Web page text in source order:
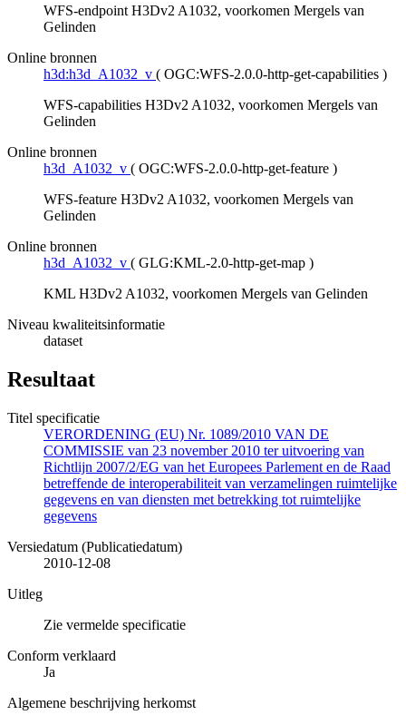
WFS-endpoint H3Dv2 A1032, voorkomen Mergels van
Gelinden
Online bronnen
h3d:h3d_A1032_v ( OGC:WFS-2.0.0-http-get-capabilities )
WFS-capabilities H3Dv2 A1032, voorkomen Mergels van
Gelinden
Online bronnen
h3d_A1032_v ( OGC:WFS-2.0.0-http-get-feature )
WFS-feature H3Dv2 A1032, voorkomen Mergels van
Gelinden
Online bronnen
h3d_A1032_v ( GLG:KML-2.0-http-get-map )
KML H3Dv2 A1032, voorkomen Mergels van Gelinden
Niveau kwaliteitsinformatie
dataset
Resultaat
Titel specificatie
VERORDENING (EU) Nr. 1089/2010 VAN DE
COMMISSIE van 23 november 2010 ter uitvoering van
Richtlijn 2007/2/EG van het Europees Parlement en de Raad
betreffende de interoperabiliteit van verzamelingen ruimtelijke
gegevens en van diensten met betrekking tot ruimtelijke
gegevens
Versiedatum (Publicatiedatum)
2010-12-08
Uitleg
Zie vermelde specificatie
Conform verklaard
Ja
Algemene beschrijving herkomst